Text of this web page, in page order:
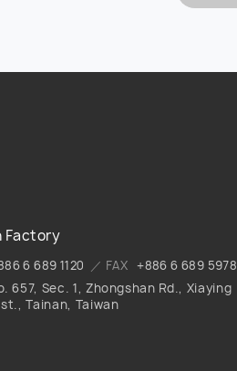
Factory
6 689 1120 ／ FAX+886 6 689 5978
657, Sec. 1, Zhongshan Rd., Xiaying
Tainan, Taiwan